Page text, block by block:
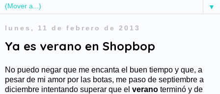
▼
lunes, 11 de febrero de 2013
Ya es verano en Shopbop
No puedo negar que me encanta el buen tiempo y que, a
pesar de mi amor por las botas, me paso de septiembre a
diciembre intentando superar que el verano terminó y de